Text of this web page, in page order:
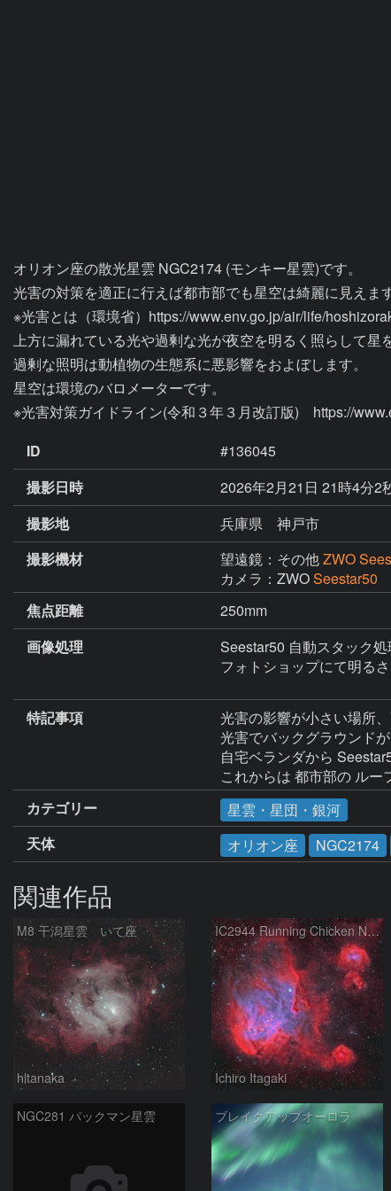
オリオン座の散光星雲 NGC2174 (モンキー星雲)です。
光害の対策を適正に行えば都市部でも星空は綺麗に見えます
※光害とは（環境省）https://www.env.go.jp/air/life/
上方に漏れている光や過剰な光が夜空を明るく照らして星
過剰な照明は動植物の生態系に悪影響をおよぼします。
星空は環境のバロメーターです。
※光害対策ガイドライン(令和３年３月改訂版)　https://
ID
#136045
撮影日時
2026年2月21日 21時4分2
撮影地
兵庫県 神戸市
撮影機材
望遠鏡：その他ZWO
カメラ：ZWOSeestar50
焦点距離
250mm
画像処理
Seestar50 自動スタック
フォトショップにて明る
特記事項
光害の影響が小さい場所
光害でバックグラウンド
自宅ベランダから
カテゴリー
星雲・星団・銀河
天体
オリオン座 NGC2174
関連作品
M8 干潟星雲 いて座
hltanaka
IC2944 Running Chicken Nebula
Ichiro Itagaki
NGC281 パックマン星雲 ブレイクアップオーロラ